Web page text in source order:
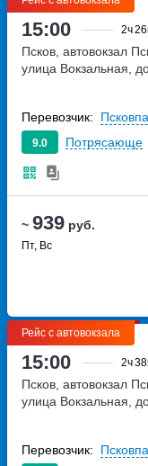
15:00 2ч
~ 939 руб.
Пт, Вс
Псков, автовокзал
улица Вокзальная,
9.0 Потрясающе
Перевозчик:
Рейс с автовокзала
15:00 2ч
Псков, автовокзал
улица Вокзальная,
Перевозчик: